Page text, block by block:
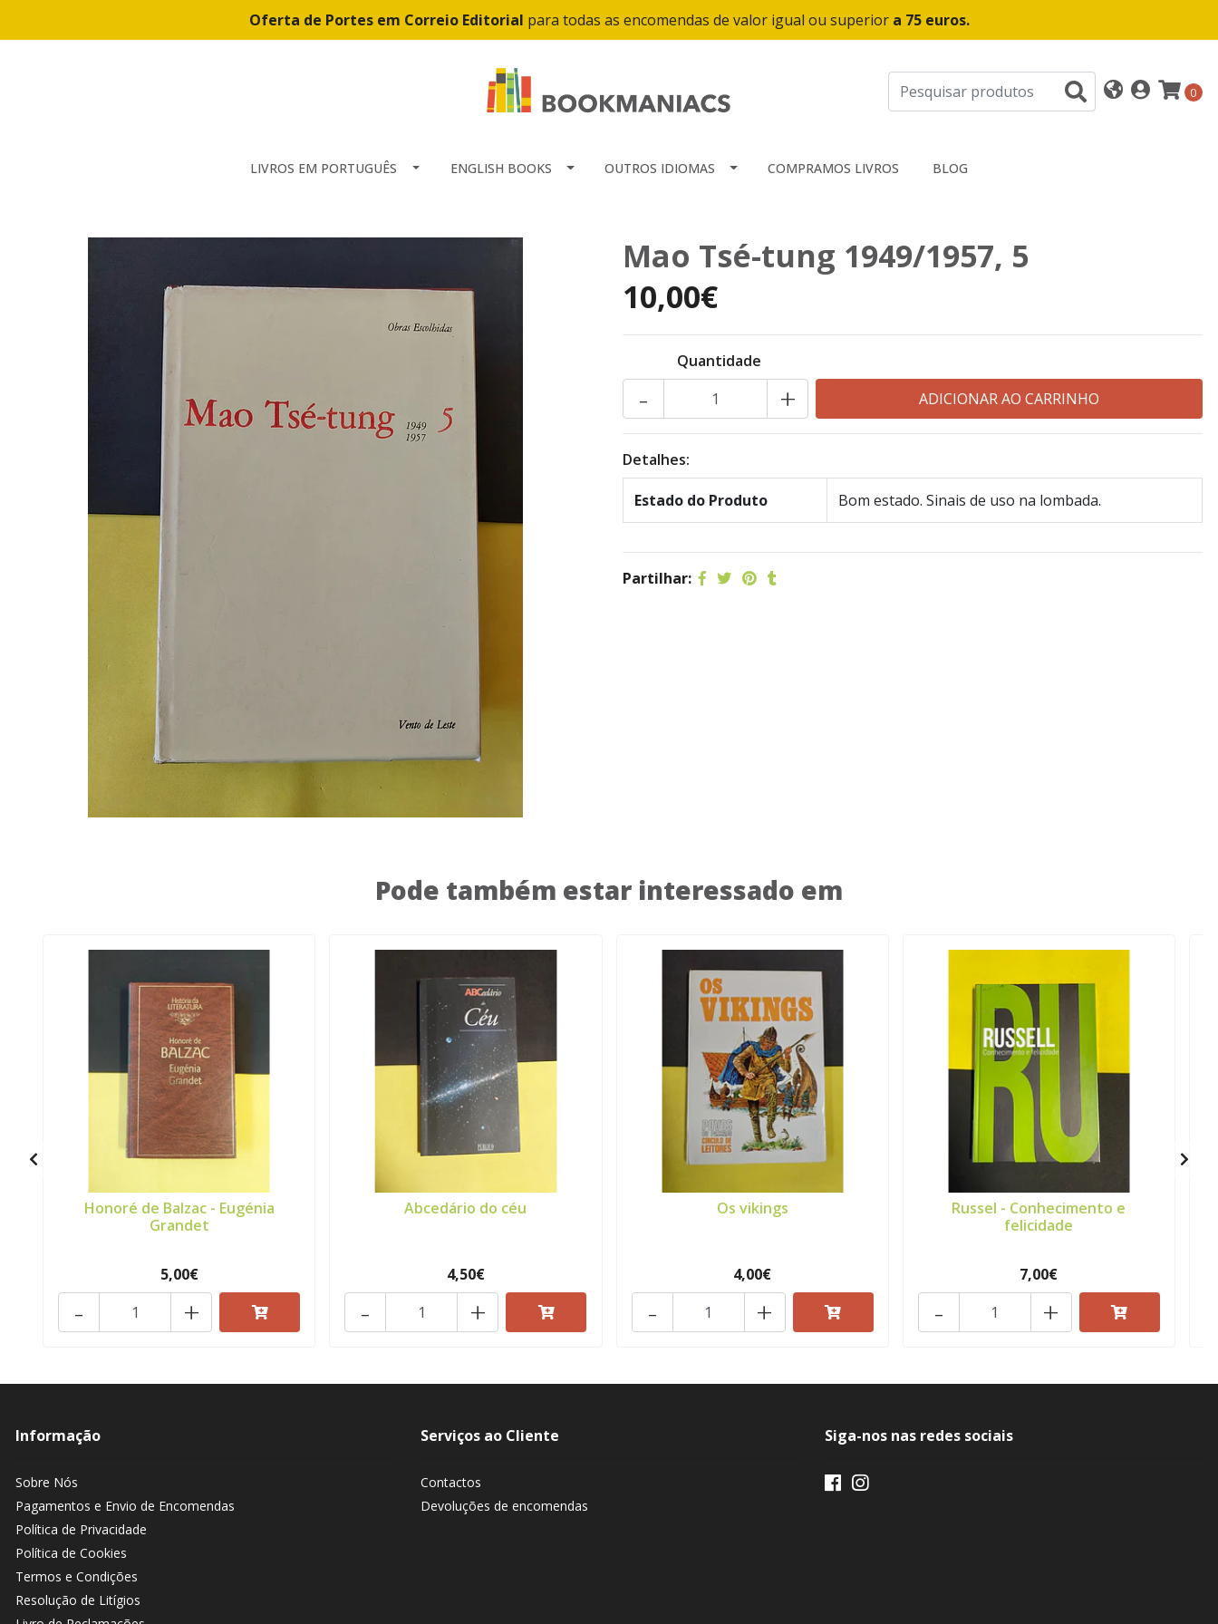
Oferta de Portes em Correio Editorial para todas as encomendas de valor igual ou superior a 75 euros.
0
LIVROS EM PORTUGUÊS ENGLISH BOOKS OUTROS IDIOMAS COMPRAMOS LIVROS BLOG
Mao Tsé-tung 1949/1957, 5
10,00€
Quantidade
+
-
Detalhes:
Estado do Produto Bom estado. Sinais de uso na lombada.
Partilhar:
Pode também estar interessado em
Honoré de Balzac - Eugénia
Grandet
5,00€
+
-
Abcedário do céu
4,50€
+
-
Os vikings
4,00€
+
-
Russel - Conhecimento e
felicidade
7,00€
+
-
Informação
Sobre Nós
Pagamentos e Envio de Encomendas
Política de Privacidade
Política de Cookies
Termos e Condições
Resolução de Litígios
Serviços ao Cliente
Contactos
Devoluções de encomendas
Siga-nos nas redes sociais